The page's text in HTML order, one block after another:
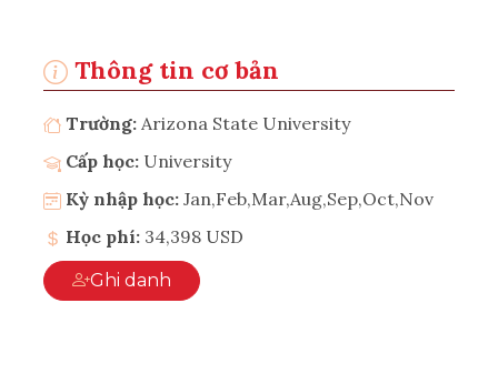
Thông tin cơ bản
Trường: Arizona State University
Cấp học: University
Kỳ nhập học: Jan,Feb,Mar,Aug,Sep,Oct,Nov
Học phí: 34,398 USD
Ghi danh